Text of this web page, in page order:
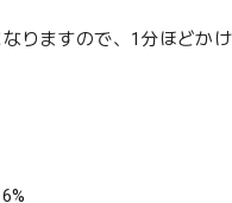
りますので、1分ほどか